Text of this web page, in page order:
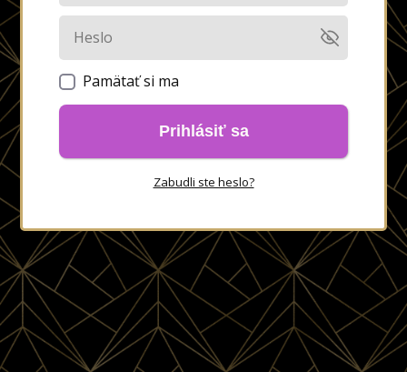
Pamätať si ma
Prihlásiť sa
Zabudli ste heslo?